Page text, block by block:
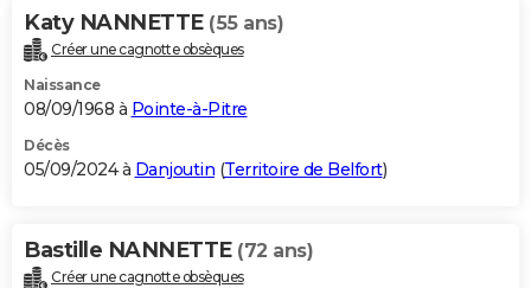
Katy NANNETTE (55 ans)
Créer une cagnotte obsèques
Naissance
08/09/1968 à Pointe-à-Pitre
Décès
05/09/2024 à Danjoutin (Territoire de Belfort)
Bastille NANNETTE (72 ans)
Créer une cagnotte obsèques